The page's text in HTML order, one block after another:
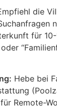
die
für
Hebe bei
Remote-